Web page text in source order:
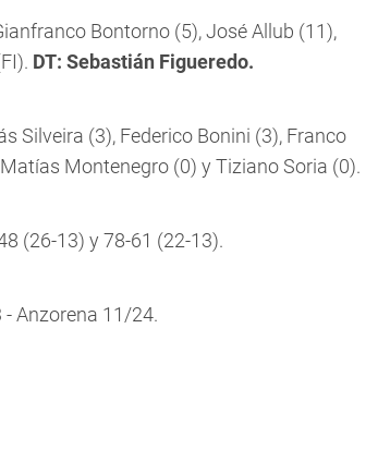
Bontorno (5), José Allub (11),
DT: Sebastián Figueredo.
Silveira (3), Federico Bonini (3), Franco
Montenegro (0) y Tiziano Soria (0).
(26-13) y 78-61 (22-13).
Anzorena 11/24.